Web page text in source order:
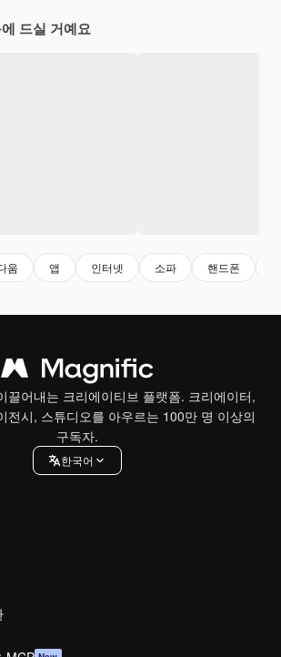
드실 거예요
움 앱 인터넷 소파 핸드폰
끌어내는 크리에이티브 플랫폼. 크리에이터,
전시, 스튜디오를 아우르는 100만 명 이상의
구독자.
한국어